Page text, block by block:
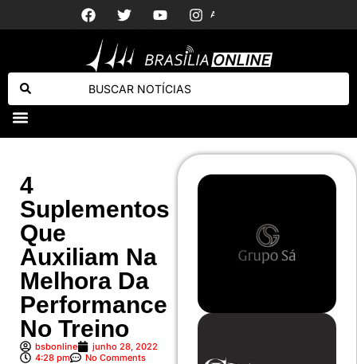
4
Suplementos
Que
Auxiliam Na
Melhora Da
Performance
No Treino
bsbonline
junho 28, 2022
4:28 pm
No Comments